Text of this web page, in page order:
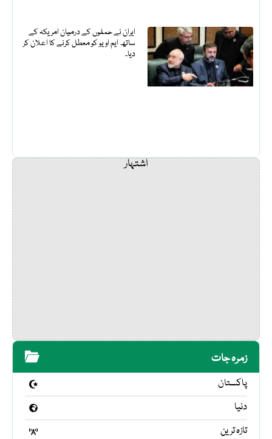
ایران نے حملوں کے درمیان امریکہ کے
ساتھ ایم او یو کو معطل کرنے کا اعلان کر
دیا۔
اشتہار
زمرہ جات
پاکستان
دنیا
تازہ ترین